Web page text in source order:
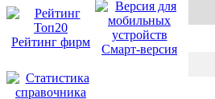
Рейтинг фирм
Смарт-версия